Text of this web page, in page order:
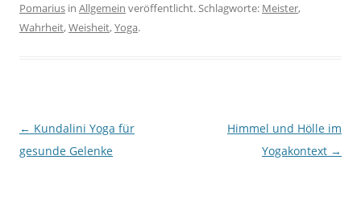
Pomarius in Allgemein veröffentlicht. Schlagworte: Meister,
Wahrheit,Weisheit,Yoga.
Beitragsnavigation
← Kundalini Yoga für
gesunde Gelenke
Himmel und Hölle im
Yogakontext →